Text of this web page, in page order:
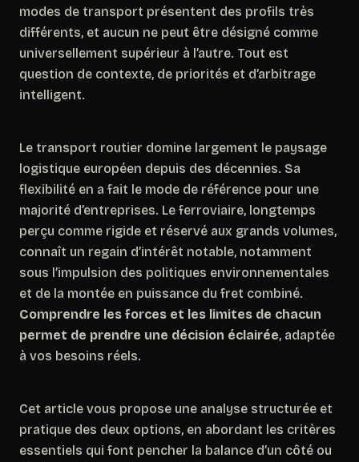
modes de transport présentent des profils très
différents, et aucun ne peut être désigné comme
universellement supérieur à l’autre. Tout est
question de contexte, de priorités et d’arbitrage
intelligent.
Le transport routier domine largement le paysage
logistique européen depuis des décennies. Sa
flexibilité en a fait le mode de référence pour une
majorité d’entreprises. Le ferroviaire, longtemps
perçu comme rigide et réservé aux grands volumes,
connaît un regain d’intérêt notable, notamment
sous l’impulsion des politiques environnementales
et de la montée en puissance du fret combiné.
Comprendre les forces et les limites de chacun
permet de prendre une décision éclairée, adaptée
à vos besoins réels.
Cet article vous propose une analyse structurée et
pratique des deux options, en abordant les critères
essentiels qui font pencher la balance d’un côté ou